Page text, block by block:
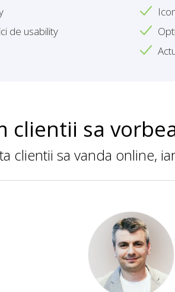
de usability
clientii sa
clientii sa vanda online,